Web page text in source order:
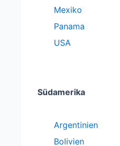
Mexiko
Panama
USA
Südamerika
Argentinien
Bolivien